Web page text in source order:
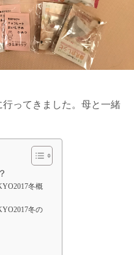
ってきました。母と一緒
冬概
冬の